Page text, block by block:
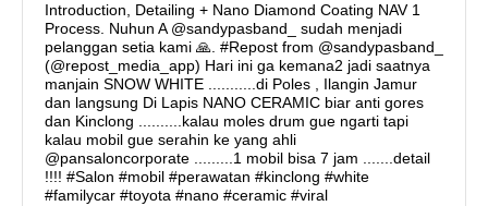
Introduction, Detailing + Nano Diamond Coating NAV 1
Process. Nuhun A @sandypasband_ sudah menjadi
pelanggan setia kami 🙏. #Repost from @sandypasband_
(@repost_media_app) Hari ini ga kemana2 jadi saatnya
manjain SNOW WHITE ...........di Poles , Ilangin Jamur
dan langsung Di Lapis NANO CERAMIC biar anti gores
dan Kinclong ..........kalau moles drum gue ngarti tapi
kalau mobil gue serahin ke yang ahli
@pansaloncorporate .........1 mobil bisa 7 jam .......detail
!!!! #Salon #mobil #perawatan #kinclong #white
#familycar #toyota #nano #ceramic #viral